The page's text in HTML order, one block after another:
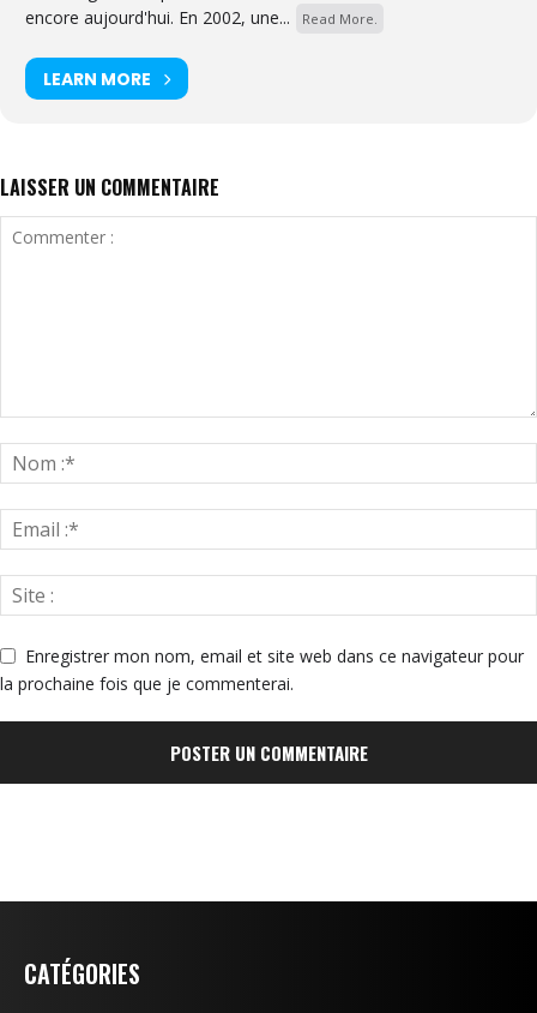
encore aujourd'hui. En 2002, une...
Read More.
LEARN MORE
LAISSER UN COMMENTAIRE
Enregistrer mon nom, email et site web dans ce navigateur pour
la prochaine fois que je commenterai.
CATÉGORIES